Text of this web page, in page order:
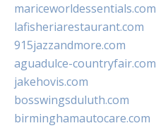
mariceworldessentials.com
lafisheriarestaurant.com
915jazzandmore.com
aguadulce-countryfair.com
jakehovis.com
bosswingsduluth.com
birminghamautocare.com